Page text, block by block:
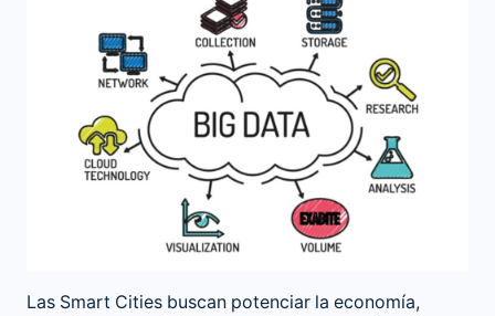
Las Smart Cities buscan potenciar la economía,